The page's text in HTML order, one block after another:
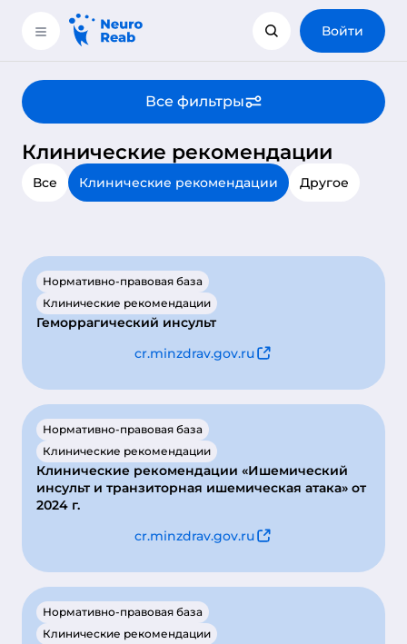
Войти
Все фильтры
Клинические рекомендации
Все Клинические рекомендации Другое
Нормативно-правовая база
Клинические рекомендации
Геморрагический инсульт
cr.minzdrav.gov.ru
Нормативно-правовая база
Клинические рекомендации
Клинические рекомендации «Ишемический
инсульт и транзиторная ишемическая атака» от
2024 г.
cr.minzdrav.gov.ru
Нормативно-правовая база
Клинические рекомендации